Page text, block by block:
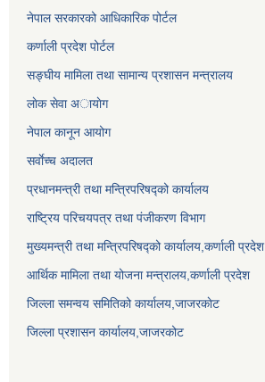
नेपाल सरकारको आधिकारिक पोर्टल
कर्णाली प्रदेश पोर्टल
सङ्घीय मामिला तथा सामान्य प्रशासन मन्त्रालय
लाेक सेवा अायाेग
नेपाल कानून आयोग
सर्वाेच्च अदालत
प्रधानमन्त्री तथा मन्त्रिपरिषद्को कार्यालय
राष्ट्रिय परिचयपत्र तथा पंजीकरण विभाग
मुख्यमन्त्री तथा मन्त्रिपरिषद्को कार्यालय,कर्णाली प्रदेश
आर्थिक मामिला तथा योजना मन्त्रालय,कर्णाली प्रदेश
जिल्ला समन्वय समितिको कार्यालय,जाजरकाेट
जिल्ला प्रशासन कार्यालय,जाजरकोट